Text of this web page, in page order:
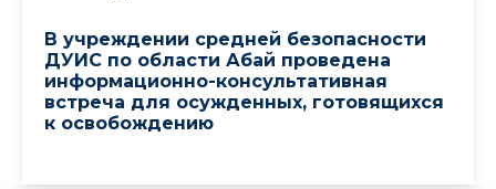
В учреждении средней безопасности
ДУИС по области Абай проведена
информационно-консультативная
встреча для осужденных, готовящихся
к освобождению